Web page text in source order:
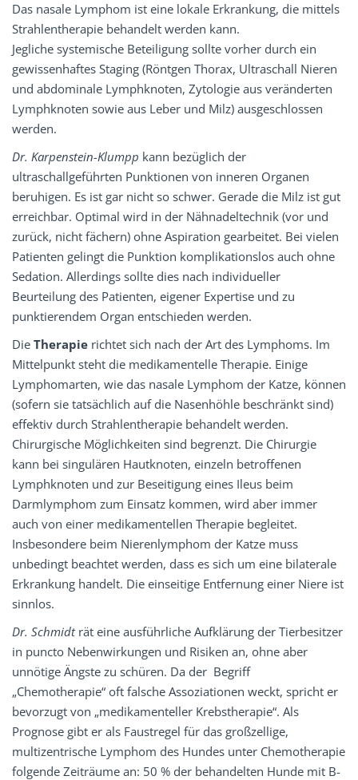
Das nasale Lymphom ist eine lokale Erkrankung, die mittels
Strahlentherapie behandelt werden kann.
Jegliche systemische Beteiligung sollte vorher durch ein
gewissenhaftes Staging (Röntgen Thorax, Ultraschall Nieren
und abdominale Lymphknoten, Zytologie aus veränderten
Lymphknoten sowie aus Leber und Milz) ausgeschlossen
werden.
Dr. Karpenstein-­Klumpp kann bezüglich der
ultraschallgeführten Punktionen von inneren Organen
beruhigen. Es ist gar nicht so schwer. Gerade die Milz ist gut
erreichbar. Optimal wird in der Nähnadeltechnik (vor und
zurück, nicht fächern) ohne Aspiration gearbeitet. Bei vielen
Patienten gelingt die Punktion komplikationslos auch ohne
Sedation. Allerdings sollte dies nach individueller
Beurteilung des Patienten, eigener Expertise und zu
punktierendem Organ entschieden werden.
Die Therapie richtet sich nach der Art des Lymphoms. Im
Mittelpunkt steht die medikamentelle Therapie. Einige
Lymphomarten, wie das nasale Lymphom der Katze, können
(sofern sie tatsächlich auf die Nasenhöhle beschränkt sind)
effektiv durch Strahlentherapie behandelt werden.
Chirurgische Möglichkeiten sind begrenzt. Die Chirurgie
kann bei singulären Hautknoten, einzeln betroffenen
Lymphknoten und zur Beseitigung eines Ileus beim
Darmlymphom zum Einsatz kommen, wird aber immer
auch von einer medikamentellen Therapie begleitet.
Insbesondere beim Nierenlymphom der Katze muss
unbedingt beachtet werden, dass es sich um eine bilaterale
Erkrankung handelt. Die einseitige Entfernung einer Niere ist
sinnlos.
Dr. Schmidt rät eine ausführliche Aufklärung der Tierbesitzer
in puncto Nebenwirkungen und Risiken an, ohne aber
unnötige Ängste zu schüren. Da der Begriff
„Chemotherapie“ oft falsche Assoziationen weckt, spricht er
bevorzugt von „medikamenteller Krebstherapie“. Als
Prognose gibt er als Faustregel für das großzellige,
multizentrische Lymphom des Hundes unter Chemotherapie
folgende Zeiträume an: 50 % der behandelten Hunde mit B-